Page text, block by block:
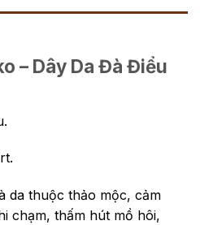
– Dây Da Đà Điểu
da thuộc thảo mộc, cảm
chạm, thấm hút mồ hôi,